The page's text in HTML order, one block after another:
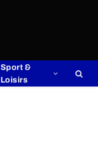
Sport &
Loisirs